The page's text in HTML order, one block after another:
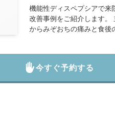
機能性ディスペプシアで
改善事例をご紹介します
からみぞおちの痛みと食
今すぐ予約する